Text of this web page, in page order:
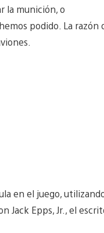
la munición, o
podido. La razón
en el juego,
Jack Epps, Jr., el